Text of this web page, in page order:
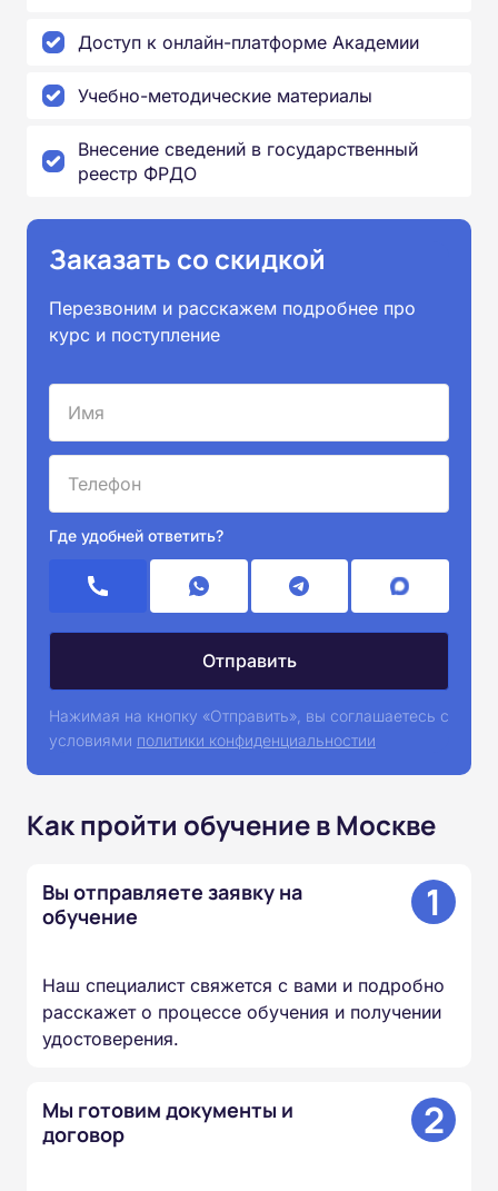
Доступ к онлайн-платформе Академии
Учебно-методические материалы
Внесение сведений в государственный
реестр ФРДО
Заказать со скидкой
Перезвоним и расскажем подробнее про
курс и поступление
Где удобней ответить?
Нажимая на кнопку «Отправить», вы соглашаетесь с
условиями политики конфиденциальностии
Как пройти обучение в Москве
Вы отправляете заявку на
обучение
1
Наш специалист свяжется с вами и подробно
расскажет о процессе обучения и получении
удостоверения.
Мы готовим документы и
договор
2